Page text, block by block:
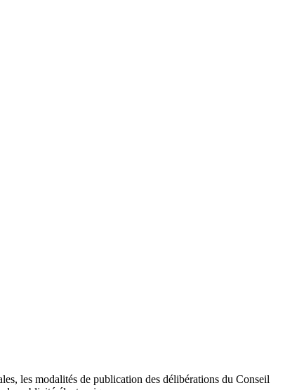
les modalités de publication des délibérations du Conseil